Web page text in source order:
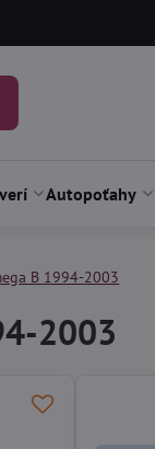
Autopoťahy
B 1994-2003
2003